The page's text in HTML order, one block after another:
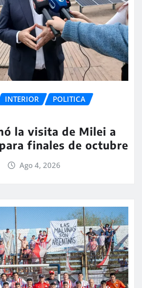
INTERIOR
POLITICA
la visita de Milei a
finales de octubre
Ago 4, 2026